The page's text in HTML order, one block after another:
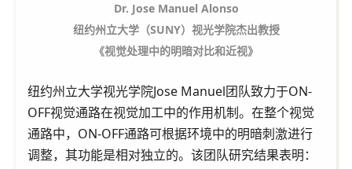
Dr. Jose Manuel Alonso
纽约州立大学（SUNY）视光学院杰出教授
《视觉处理中的明暗对比和近视》
纽约州立大学视光学院Jose Manuel团队致力于ON-
OFF视觉通路在视觉加工中的作用机制。在整个视觉
通路中，ON-OFF通路可根据环境中的明暗刺激进行
调整，其功能是相对独立的。该团队研究结果表明：